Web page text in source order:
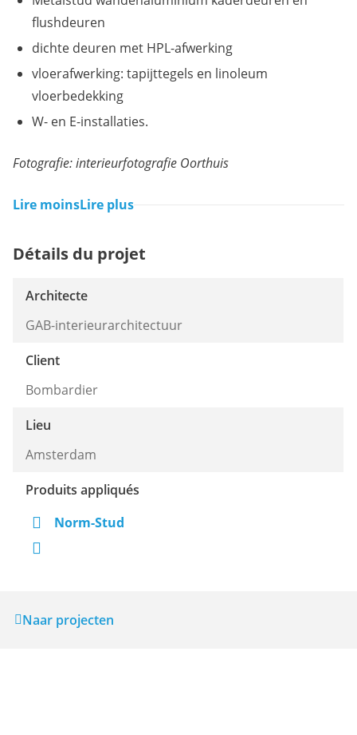
flushdeuren
dichte deuren met HPL-afwerking
vloerafwerking: tapijttegels en linoleum
vloerbedekking
W- en E-installaties.
Fotografie: interieurfotografie Oorthuis
Lire moinsLire plus
Détails du projet
Architecte
GAB-interieurarchitectuur
Client
Bombardier
Lieu
Amsterdam
Produits appliqués
Norm-Stud
Naar projecten